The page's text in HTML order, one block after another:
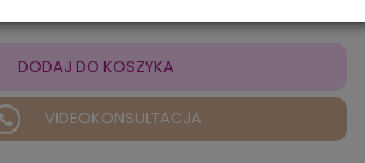
DODAJ DO KOSZYKA
VIDEOKONSULTACJA